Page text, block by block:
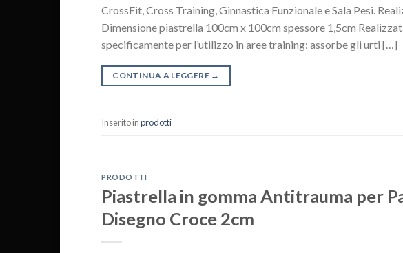
CrossFit, Cross Training, Ginnastica Funzionale e Sala Pesi.
Dimensione piastrella 100cm x 100cm spessore 1,5cm
specificamente per l’utilizzo in aree training: assorbe gli urti […]
CONTINUA A LEGGERE →
Inserito inprodotti
PRODOTTI
Piastrella in gomma Antitrauma per
Disegno Croce 2cm